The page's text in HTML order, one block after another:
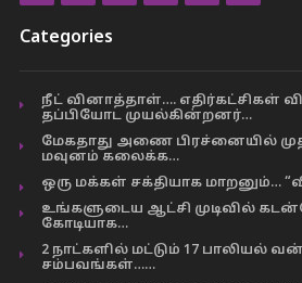
Categories
நீட் வினாத்தாள்…. எதிர்கட்சிகள்
தப்பியோட முயல்கின்றனர்…
மேகதாது அணை பிரச்னையில்
மவுனம் கலைக்க…
ஒரு மக்கள் சக்தியாக மாறனும்…
உங்களுடைய ஆட்சி முடிவில்
கோடியாக…
2 நாட்களில் மட்டும் 17 பாலியல்
சம்பவங்கள்……